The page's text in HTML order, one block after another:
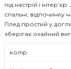
колір
під настрій і
спальні, відпочинку
Плед простий у
зберігає охайний